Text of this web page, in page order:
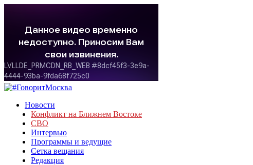
Новости
Конфликт на Ближнем Востоке
СВО
Интервью
Программы и ведущие
Сетка вещания
Редакция